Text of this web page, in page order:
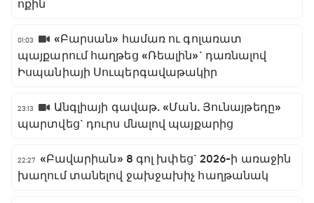
ոքին
01:03
«Բարսան» համառ ու գոլառատ
պայքարում հաղթեց «Ռեալին»` դառնալով
Իսպանիայի Սուպերգավաթակիր
23:13
Անգլիայի գավաթ. «Ման. Յունայթեդը»
պարտվեց` դուրս մնալով պայքարից
22:27 «Բավարիան» 8 գոլ խփեց` 2026-ի առաջին
խաղում տանելով ջախջախիչ հաղթանակ